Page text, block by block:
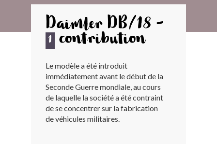
ARCHIVES
LES CONTRIBUTEURS
LE BLOG
BONJOURLAVIEILLE ?
Daimler DB/18 -
1 contribution
Le modèle a été introduit
immédiatement avant le début de la
Seconde Guerre mondiale, au cours
de laquelle la société a été contraint
de se concentrer sur la fabrication
de véhicules militaires.